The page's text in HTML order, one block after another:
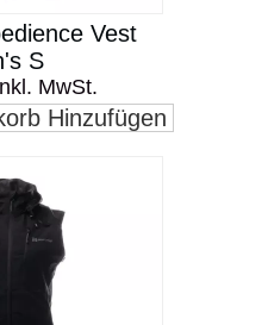
Vest
S
MwSt.
Hinzufügen